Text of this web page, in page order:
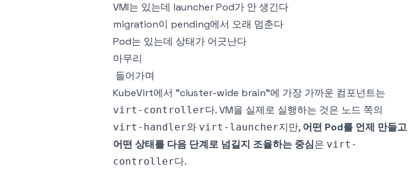
VMI는 있는데 launcher Pod가 안 생긴다
migration이 pending에서 오래 멈춘다
Pod는 있는데 상태가 어긋난다
마무리
들어가며
KubeVirt에서 "cluster-wide brain"에 가장 가까운 컴포넌트는
virt-controller다. VM을 실제로 실행하는 것은 노드 쪽의
virt-handler와 virt-launcher지만, 어떤 Pod를 언제 만들고
어떤 상태를 다음 단계로 넘길지 조율하는 중심은 virt-
controller다.